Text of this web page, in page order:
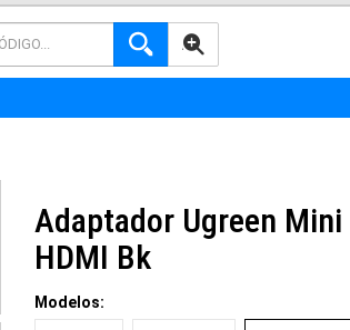
AVANZADA
Adaptador Ugreen
HDMI Bk
Modelos: